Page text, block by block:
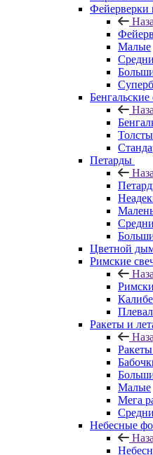
Фейерверки
Малые
Бенгальские
Петарды
Цветной
Римские
Ракеты и
Малые
Мега
Небесные